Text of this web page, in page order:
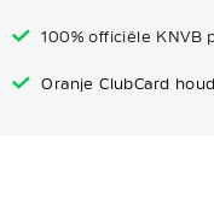
100% officiële KNVB
Oranje ClubCard